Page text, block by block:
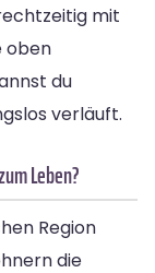
mit
oben
du
verläuft.
Leben?
Region
die